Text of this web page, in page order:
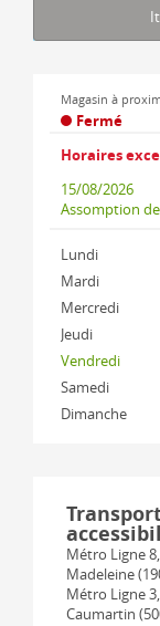
Magasin à
Fermé
Horaires
15/08/2026
Assomption
Lundi
Mardi
Mercredi
Jeudi
Vendredi
Samedi
Dimanche
Métro Ligne
Madeleine
Métro Ligne
Caumartin